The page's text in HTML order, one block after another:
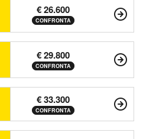
€ 26.600
CONFRONTA
€ 29.800
CONFRONTA
€ 33.300
CONFRONTA